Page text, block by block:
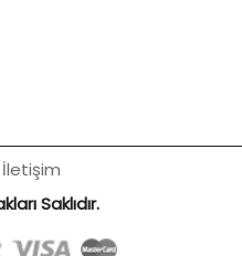
İletişim
Saklıdır.